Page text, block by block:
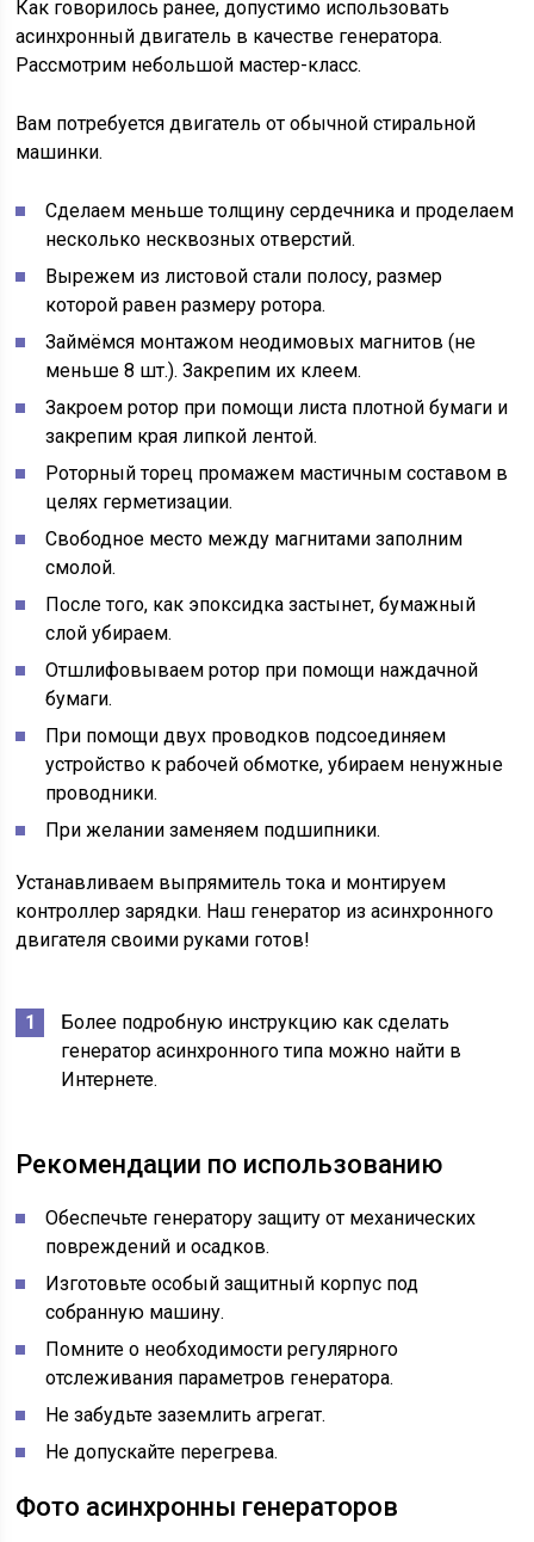
Как говорилось ранее, допустимо использовать
асинхронный двигатель в качестве генератора.
Рассмотрим небольшой мастер-класс.
Вам потребуется двигатель от обычной стиральной
машинки.
Сделаем меньше толщину сердечника и проделаем
несколько несквозных отверстий.
Вырежем из листовой стали полосу, размер
которой равен размеру ротора.
Займёмся монтажом неодимовых магнитов (не
меньше 8 шт.). Закрепим их клеем.
Закроем ротор при помощи листа плотной бумаги и
закрепим края липкой лентой.
Роторный торец промажем мастичным составом в
целях герметизации.
Свободное место между магнитами заполним
смолой.
После того, как эпоксидка застынет, бумажный
слой убираем.
Отшлифовываем ротор при помощи наждачной
бумаги.
При помощи двух проводков подсоединяем
устройство к рабочей обмотке, убираем ненужные
проводники.
При желании заменяем подшипники.
Устанавливаем выпрямитель тока и монтируем
контроллер зарядки. Наш генератор из асинхронного
двигателя своими руками готов!
Более подробную инструкцию как сделать
генератор асинхронного типа можно найти в
Интернете.
Рекомендации по использованию
Обеспечьте генератору защиту от механических
повреждений и осадков.
Изготовьте особый защитный корпус под
собранную машину.
Помните о необходимости регулярного
отслеживания параметров генератора.
Не забудьте заземлить агрегат.
Не допускайте перегрева.
Фото асинхронны генераторов